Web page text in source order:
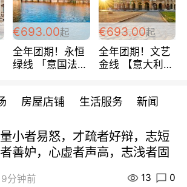
€693.00起
全年团期！永恒
绿线 「意国法
欧/天起 ~包拼房
€693.00起
全年团期！文艺
金线 【意大利一
每周铁发！
房屋店铺 生活服务 新闻
小者易怒，才疏者好辩，志短
善妒，心虚者声高，志浅者固
9分钟前 13 0